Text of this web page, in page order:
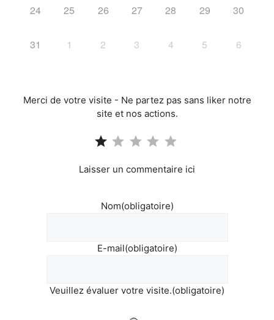
24 25 26 27 28 29 30
31 1 2 3 4 5 6
Merci de votre visite - Ne partez pas sans liker notre
site et nos actions.
Laisser un commentaire ici
Nom(obligatoire)
E-mail(obligatoire)
Veuillez évaluer votre visite.(obligatoire)